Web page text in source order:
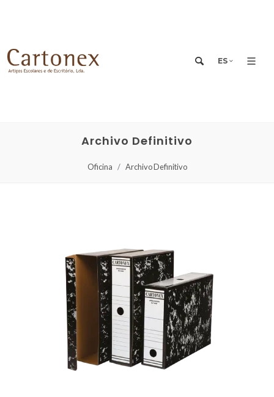
ES
Archivo Definitivo
Oficina Archivo Definitivo